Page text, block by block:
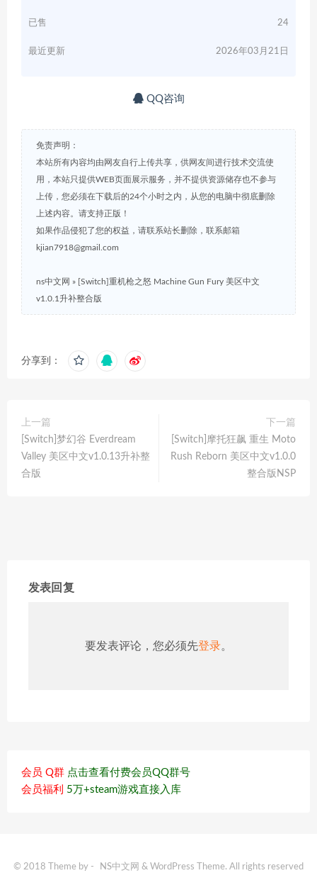
已售 24
最近更新 2026年03月21日
QQ咨询
免责声明：
本站所有内容均由网友自行上传共享，供网友间进行技术交流使
用，本站只提供WEB页面展示服务，并不提供资源储存也不参与
上传，您必须在下载后的24个小时之内，从您的电脑中彻底删除
上述内容。请支持正版！
如果作品侵犯了您的权益，请联系站长删除，联系邮箱
kjian7918@gmail.com
ns中文网 » [Switch]重机枪之怒 Machine Gun Fury 美区中文
v1.0.1升补整合版
分享到：
上一篇
[Switch]梦幻谷 Everdream
Valley 美区中文v1.0.13升补整
合版
下一篇
[Switch]摩托狂飙 重生 Moto
Rush Reborn 美区中文v1.0.0
整合版NSP
发表回复
要发表评论，您必须先登录。
会员 Q群 点击查看付费会员QQ群号
会员福利 5万+steam游戏直接入库
© 2018 Theme by - NS中文网 & WordPress Theme. All rights reserved